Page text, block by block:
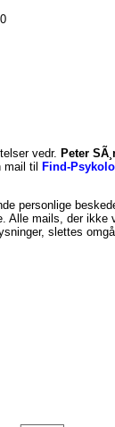
vedr. Peter
til
Find-
personlige
Alle mails, der ikke
slettes